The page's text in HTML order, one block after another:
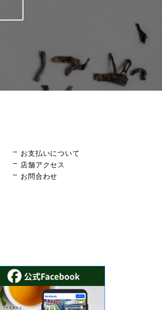
お支払いについて
店舗アクセス
お問合わせ